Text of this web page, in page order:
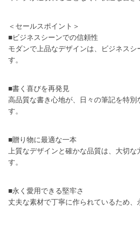
＜セールスポイント＞
■ビジネスシーンでの信頼性
モダンで上品なデザインは、ビジネス
す。
■書く喜びを再発見
高品質な書き心地が、日々の筆記を特別
す。
■贈り物に最適な一本
上質なデザインと確かな品質は、大切
す。
■永く愛用できる堅牢さ
丈夫な素材で丁寧に作られているため、